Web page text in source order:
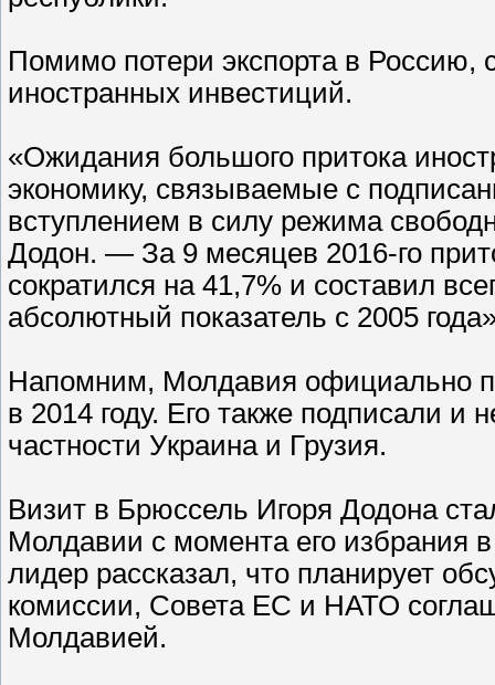
Помимо потери экспорта в Россию,
иностранных инвестиций.
«Ожидания большого притока
экономику, связываемые с
вступлением в силу режима
Додон. — За 9 месяцев 2016-го
сократился на 41,7% и составил
абсолютный показатель с 2005
Напомним, Молдавия официально
в 2014 году. Его также подписали и
частности Украина и Грузия.
Визит в Брюссель Игоря Додона
Молдавии с момента его избрания
лидер рассказал, что планирует
комиссии, Совета ЕС и НАТО
Молдавией.